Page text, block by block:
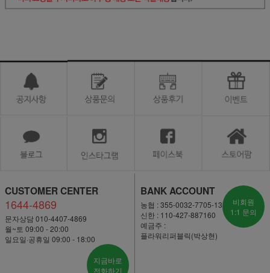
CUSTOMER CENTER
1644-4869
문자상담 010-4407-4869
월~토 09:00 - 20:00
일요일·공휴일 09:00 - 18:00
지금바로
전화하기
BANK ACCOUNT
농협 : 355-0032-7705-13
신한 : 110-427-887160
예금주 :
플라워리퍼블릭(박상현)
비회원
1:1 문의